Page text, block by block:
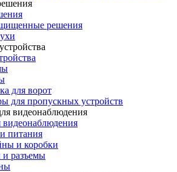
решения
для ворот
для пропускных устройств
видеонаблюдения
питания
и коробки
разъемы